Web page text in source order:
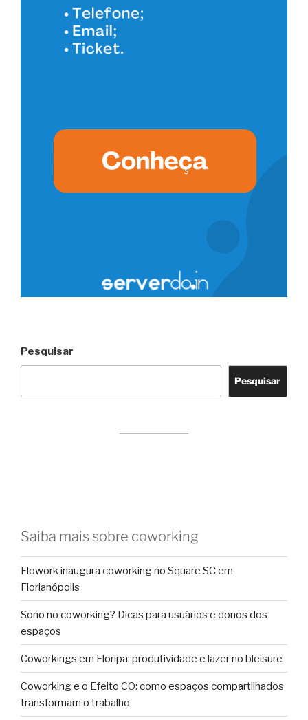
Pesquisar
Pesquisar
Saiba mais sobre coworking
Flowork inaugura coworking no Square SC em
Florianópolis
Sono no coworking? Dicas para usuários e donos dos
espaços
Coworkings em Floripa: produtividade e lazer no bleisure
Coworking e o Efeito CO: como espaços compartilhados
transformam o trabalho